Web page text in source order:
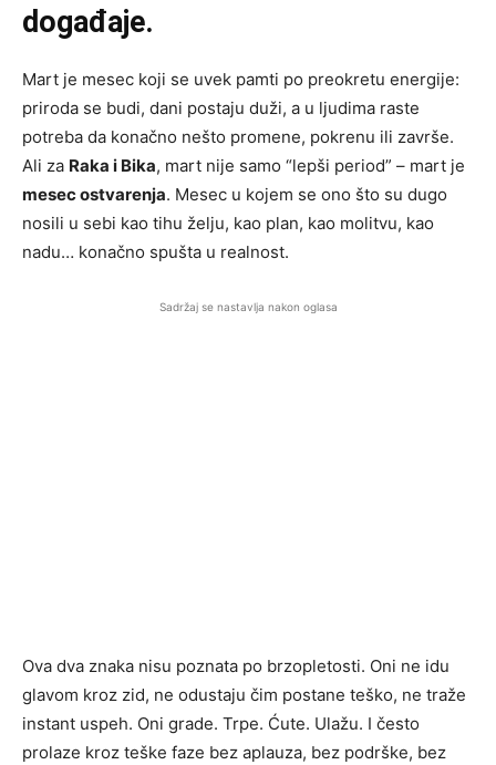
događaje.
Mart je mesec koji se uvek pamti po preokretu energije:
priroda se budi, dani postaju duži, a u ljudima raste
potreba da konačno nešto promene, pokrenu ili završe.
Ali za Raka i Bika, mart nije samo “lepši period” – mart je
mesec ostvarenja. Mesec u kojem se ono što su dugo
nosili u sebi kao tihu želju, kao plan, kao molitvu, kao
nadu… konačno spušta u realnost.
Sadržaj se nastavlja nakon oglasa
Ova dva znaka nisu poznata po brzopletosti. Oni ne idu
glavom kroz zid, ne odustaju čim postane teško, ne traže
instant uspeh. Oni grade. Trpe. Ćute. Ulažu. I često
prolaze kroz teške faze bez aplauza, bez podrške, bez